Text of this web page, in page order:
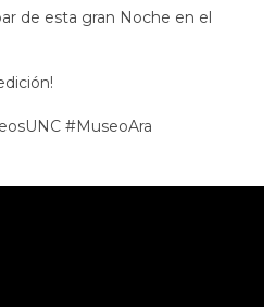
de esta gran Noche en el
#MuseoAra